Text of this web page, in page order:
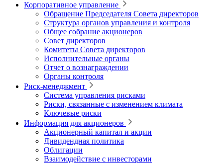
Корпоративное управление
Обращение Председателя Совета директоров
Структура органов управления и контроля
Общее собрание акционеров
Совет директоров
Комитеты Совета директоров
Исполнительные органы
Отчет о вознаграждении
Органы контроля
Риск-менеджмент
Система управления рисками
Риски, связанные с изменением климата
Ключевые риски
Информация для акционеров
Акционерный капитал и акции
Дивидендная политика
Облигации
Взаимодействие с инвесторами